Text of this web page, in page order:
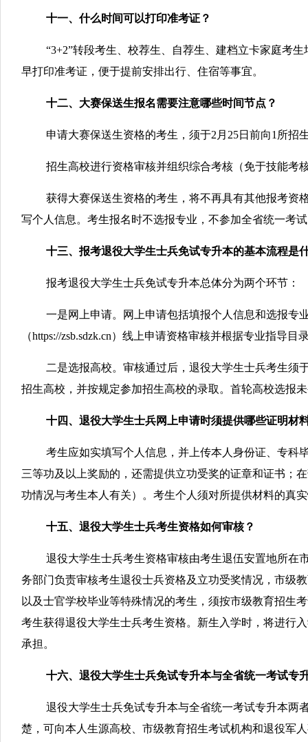
十一、什么时间可以打印准考证？
“3+2”转段考生、校荐生、自荐生、建档立卡家庭考
早打印准考证，便于提前安排出行、住宿等事宜。
十二、大赛保送生报名需要注意哪些时间节点？
申请大赛保送生资格的考生，须于2月25日前向1所
招生高校进行资格审核并组织综合考核（免于技能考
获得大赛保送生资格的考生，将不再具有其他报考资
写个人信息。考生报名时不选报专业，不参加全省统一考
十三、报考退役大学生士兵免试专升本的基本流程是
报考退役大学生士兵免试专升本总体分为两个环节：
一是网上申请。网上申请包括填报个人信息和选报专
（https://zsb.sdzk.cn）线上申请资格审核并根据专业指导
二是选报高校。审核通过后，退役大学生士兵考生须
招生高校，并按规定参加招生高校的录取。首轮高校选报
十四、退役大学生士兵网上申请时须提供哪些证明材
考生应如实填写个人信息，并上传本人身份证、专科
三等功及以上奖励的，还需提供立功受奖的证章和证书；
功情况与考生本人有关）。考生个人须对所提供材料的真
十五、退役大学生士兵考生资格如何审核？
退役大学生士兵考生资格审核由考生退伍安置地所在
务部门负责审核考生退役士兵资格及立功受奖情况，市级
以及士官学校毕业等特殊情况的考生，须按市级教育招生
考生获得退役大学生士兵考生资格。新生入学时，将进行
承担。
十六、退役大学生士兵免试专升本与全省统一考试专
退役大学生士兵免试专升本与全省统一考试专升本两
楚，可向本人生源高校、市级教育招生考试机构和退役军